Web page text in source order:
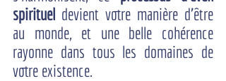
spirituel devient votre manière d'être
au monde, et une belle cohérence
rayonne dans tous les domaines de
votre existence.